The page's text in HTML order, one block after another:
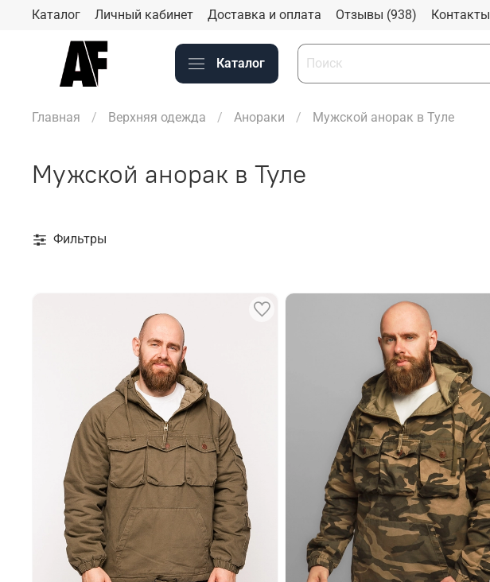
Каталог Личный кабинет Доставка и оплата Отзывы (938) Контакты
Каталог
Главная Верхняя одежда Анораки Мужской анорак в Туле
Мужской анорак в Туле
Фильтры